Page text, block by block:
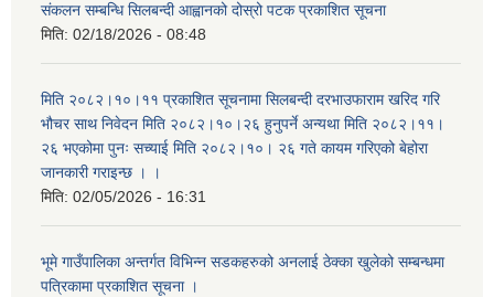
संकलन सम्बन्धि सिलबन्दी आह्वानको दोस्रो पटक प्रकाशित सूचना
मिति: 02/18/2026 - 08:48
मिति २०८२।१०।११ प्रकाशित सूचनामा सिलबन्दी दरभाउफाराम खरिद गरि
भौचर साथ निवेदन मिति २०८२।१०।२६ हुनुपर्ने अन्यथा मिति २०८२।११।
२६ भएकोमा पुनः सच्याई मिति २०८२।१०। २६ गते कायम गरिएको बेहोरा
जानकारी गराइन्छ । ।
मिति: 02/05/2026 - 16:31
भूमे गाउँपालिका अन्तर्गत विभिन्न सडकहरुको अनलाई ठेक्का खुलेको सम्बन्धमा
पत्रिकामा प्रकाशित सूचना ।